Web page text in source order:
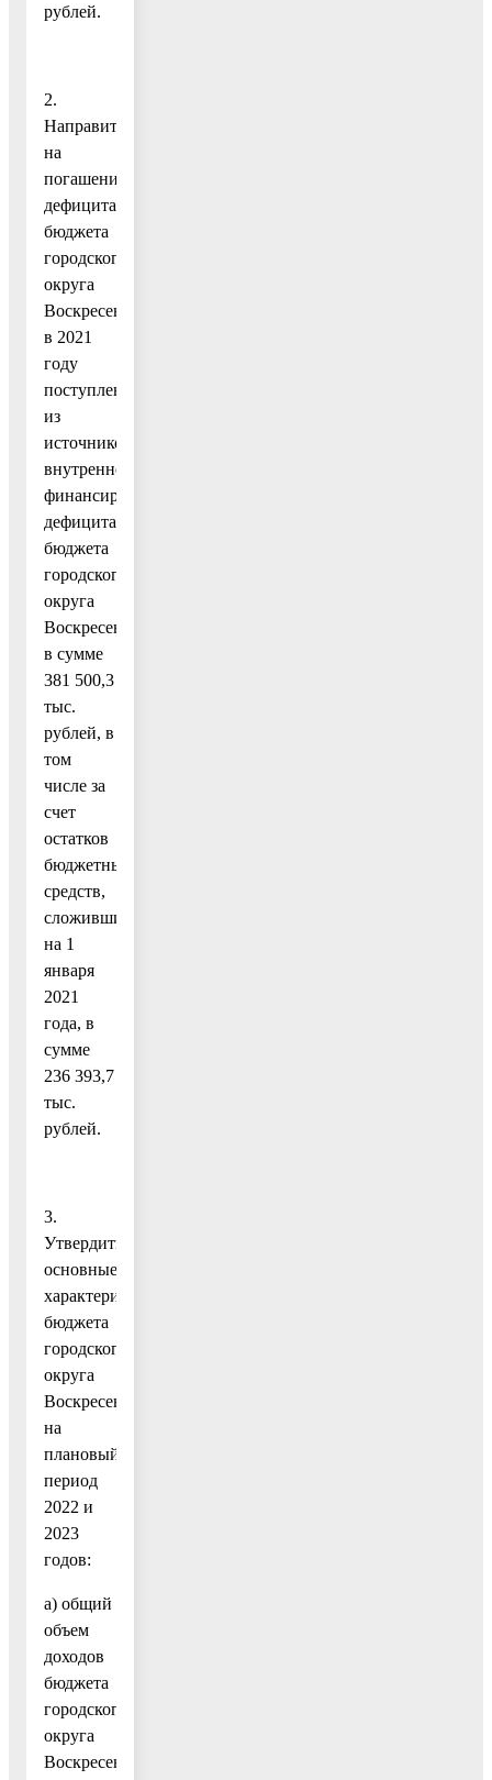
рублей.
2.
Направить
на
погашение
дефицита
бюджета
городского
округа
Воскресенск
в 2021
году
поступления
из
источников
внутреннего
финансирования
дефицита
бюджета
городского
округа
Воскресенск
в сумме
381 500,3
тыс.
рублей, в
том
числе за
счет
остатков
бюджетных
средств,
сложившихся
на 1
января
2021
года, в
сумме
236 393,7
тыс.
рублей.
3.
Утвердить
основные
характеристики
бюджета
городского
округа
Воскресенск
на
плановый
период
2022 и
2023
годов:
а) общий
объем
доходов
бюджета
городского
округа
Воскресенск